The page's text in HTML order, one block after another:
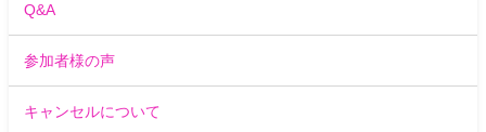
Q&A
参加者様の声
キャンセルについて